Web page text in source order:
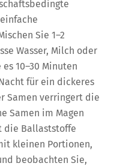
Sie 1–2
Wasser, Milch oder
10–30 Minuten
für ein dickeres
Samen verringert die
Samen im Magen
die Ballaststoffe
kleinen Portionen,
beobachten Sie,